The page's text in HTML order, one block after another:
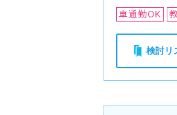
車通勤OK
検討リ